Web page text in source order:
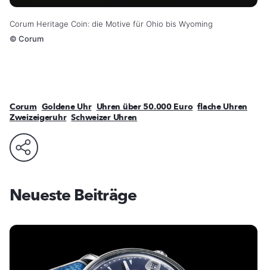
Corum Heritage Coin: die Motive für Ohio bis Wyoming
© Corum
Corum Goldene Uhr Uhren über 50.000 Euro flache Uhren
Zweizeigeruhr Schweizer Uhren
Neueste Beiträge